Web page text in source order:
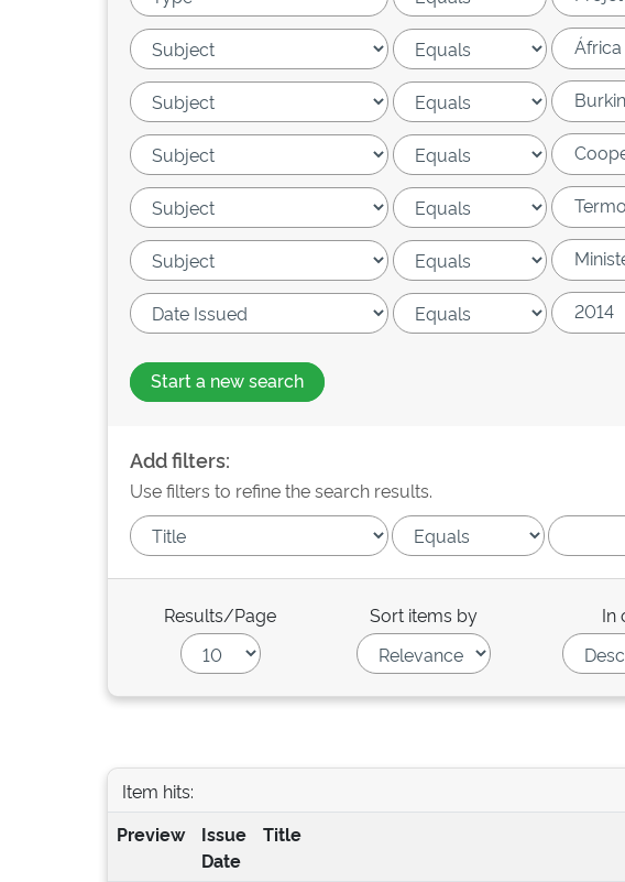
Start a new search
Add filters:
Use filters to refine the search results.
Results/Page Sort items by In
Item hits:
Preview
Issue
Date
Title